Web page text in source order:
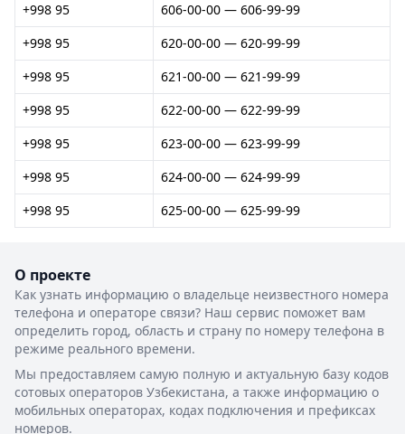
+998 95
606-00-00 — 606-99-99
+998 95
620-00-00 — 620-99-99
+998 95
621-00-00 — 621-99-99
+998 95
622-00-00 — 622-99-99
+998 95
623-00-00 — 623-99-99
+998 95
624-00-00 — 624-99-99
+998 95
625-00-00 — 625-99-99
О проекте
Как узнать информацию о владельце неизвестного номера
телефона и операторе связи? Наш сервис поможет вам
определить город, область и страну по номеру телефона в
режиме реального времени.
Мы предоставляем самую полную и актуальную базу кодов
сотовых операторов Узбекистана, а также информацию о
мобильных операторах, кодах подключения и префиксах
номеров.